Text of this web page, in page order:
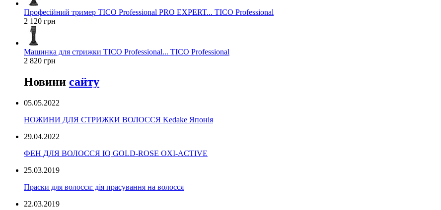
Професійний тример TICO Professional PRO EXPERT... TICO Professional
2 120 грн
Машинка для стрижки TICO Professional... TICO Professional
2 820 грн
Новини сайту
05.05.2022
НОЖИНИ ДЛЯ СТРИЖКИ ВОЛОССЯ Kedake Японія
29.04.2022
ФЕН ДЛЯ ВОЛОССЯ IQ GOLD-ROSE OXI-ACTIVE
25.03.2019
Праски для волосся: дія прасування на волосся
22.03.2019